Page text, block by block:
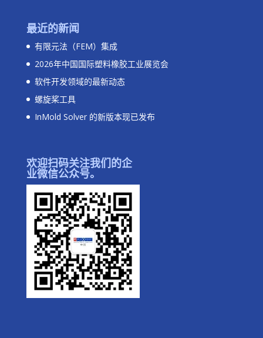
最近的新闻
有限元法（FEM）集成
2026年中国国际塑料橡胶工业展览会
软件开发领域的最新动态
螺旋桨工具
InMold Solver 的新版本现已发布
欢迎扫码关注我们的企
业微信公众号。